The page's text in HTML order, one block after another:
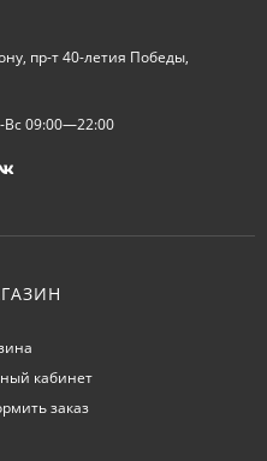
пр-т 40-летия Победы,
Вс 09:00—22:00
кабинет
заказ